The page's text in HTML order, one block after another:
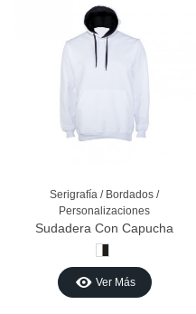
Serigrafía / Bordados /
Personalizaciones
Sudadera Con Capucha
JOYLU 009 Madrid
Ver Más